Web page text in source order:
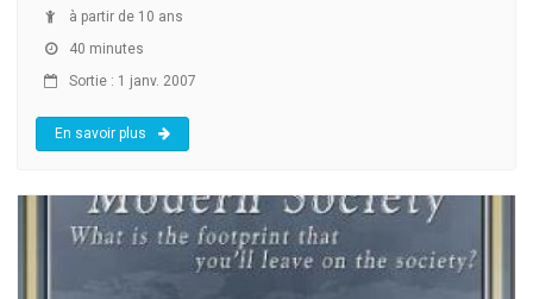
à partir de 10 ans
40 minutes
Sortie : 1 janv. 2007
En savoir plus